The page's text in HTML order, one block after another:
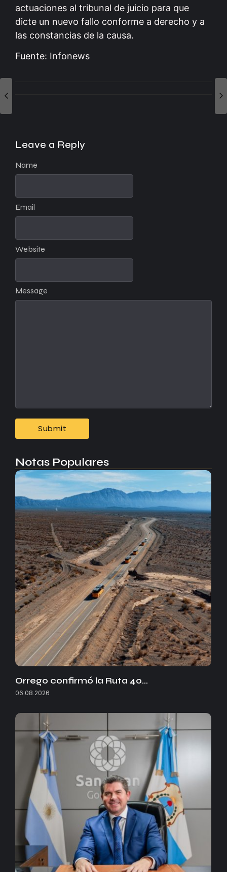
actuaciones al tribunal de juicio para que
dicte un nuevo fallo conforme a derecho y a
las constancias de la causa.
Fuente: Infonews
Leave a Reply
Message
Name
Email
Website
Notas Populares
Orrego confirmó la Ruta 40…
06.08.2026